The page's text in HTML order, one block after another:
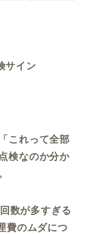
サイン
これって全部
検なのか分か
数が多すぎる
費のムダにつ